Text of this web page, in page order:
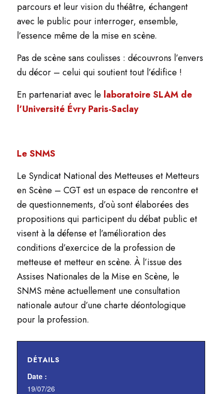
parcours et leur vision du théâtre, échangent
avec le public pour interroger, ensemble,
l’essence même de la mise en scène.
Pas de scène sans coulisses : découvrons l’envers
du décor – celui qui soutient tout l’édifice !
En partenariat avec le laboratoire SLAM de
l’Université Évry Paris-Saclay
Le SNMS
Le Syndicat National des Metteuses et Metteurs
en Scène – CGT est un espace de rencontre et
de questionnements, d’où sont élaborées des
propositions qui participent du débat public et
visent à la défense et l’amélioration des
conditions d’exercice de la profession de
metteuse et metteur en scène. À l’issue des
Assises Nationales de la Mise en Scène, le
SNMS mène actuellement une consultation
nationale autour d’une charte déontologique
pour la profession.
DÉTAILS
Date :
19/07/26